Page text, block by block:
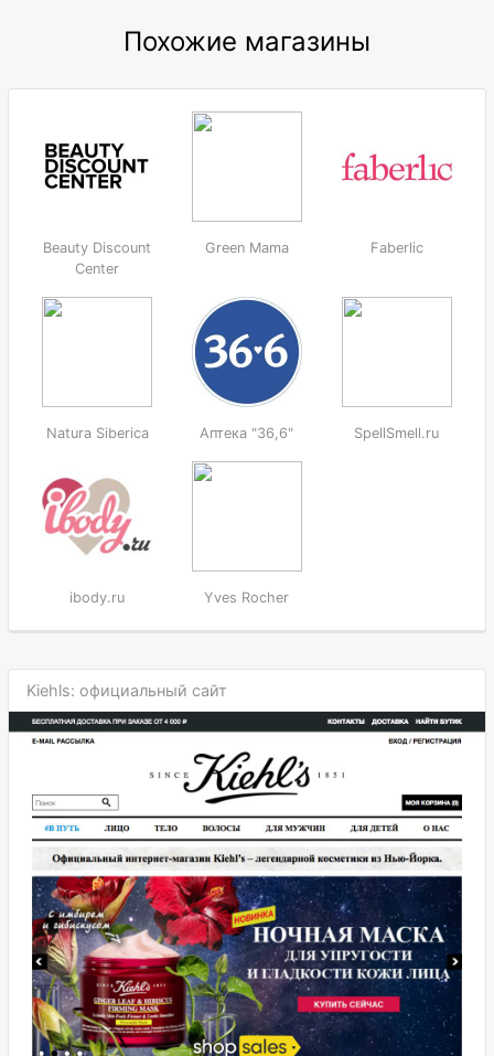
Похожие магазины
Beauty Discount
Center
Green Mama Faberlic
Natura Siberica Аптека "36,6" SpellSmell.ru
ibody.ru Yves Rocher
Kiehls: официальный сайт